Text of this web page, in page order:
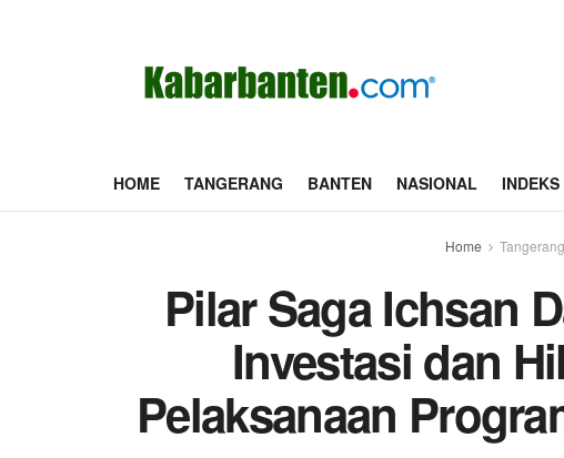
HOME TANGERANG BANTEN NASIONAL
Home
Pilar Saga Ichsan
Investasi dan
Pelaksanaan